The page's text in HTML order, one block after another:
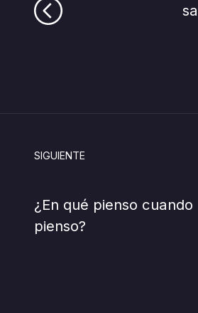
SIGUIENTE
¿En qué pienso cuando
pienso?